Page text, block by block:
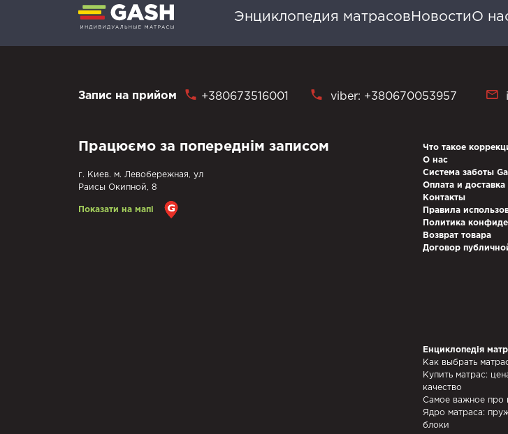
Энциклопедия матрасов НовостиО
Запис на прийом +380673516001 viber: +380670053957
Працюємо за попереднім записом
г. Киев. м. Левобережная, ул
Раисы Окипной, 8
Показати на мапі
Что такое
О нас
Система заботы
Оплата и доставка
Контакты
Правила
Политика
Возврат товара
Договор
Енциклопедія
Как выбрать
Купить матрас:
качество
Самое важное про
Ядро матраса:
блоки